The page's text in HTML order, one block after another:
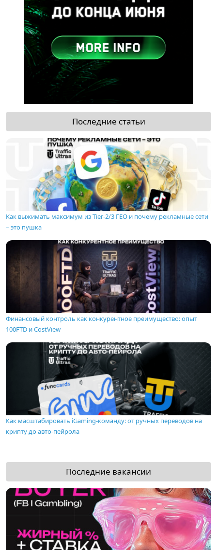
Последние статьи
Как выжимать максимум из Tier-2/3 ГЕО и почему рекламные сети
– это пушка
Финансовый контроль как конкурентное преимущество: опыт
100FTD и CostView
Как масштабировать iGaming-команду: от ручных переводов на
крипту до авто-пейрола
Последние вакансии